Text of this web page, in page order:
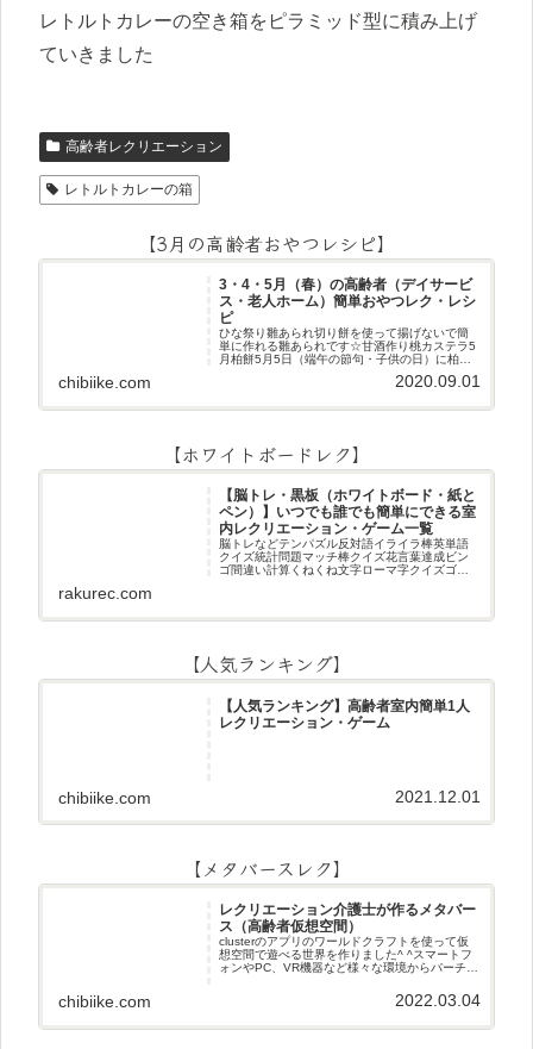
レトルトカレーの空き箱をピラミッド型に積み上げ
ていきました
高齢者レクリエーション
レトルトカレーの箱
【3月の高齢者おやつレシピ】
3・4・5月（春）の高齢者（デイサービ
ス・老人ホーム）簡単おやつレク・レシ
ピ
ひな祭り雛あられ切り餅を使って揚げないで簡
単に作れる雛あられです☆甘酒作り桃カステラ5
月柏餅5月5日（端午の節句・子供の日）に柏餅
作りです☆ちまき5月5日（端午の節句・子供の
日）にちまき作りです☆ほうじ茶プリン抹茶パ
chibiike.com 2020.09.01
【ホワイトボードレク】
【脳トレ・黒板（ホワイトボード・紙と
ペン）】いつでも誰でも簡単にできる室
内レクリエーション・ゲーム一覧
脳トレなどテンパズル反対語イライラ棒英単語
クイズ統計問題マッチ棒クイズ花言葉達成ビン
ゴ間違い計算くねくね文字ローマ字クイズゴロ
rakurec.com
【人気ランキング】
【人気ランキング】高齢者室内簡単1人
レクリエーション・ゲーム
chibiike.com 2021.12.01
【メタバースレク】
レクリエーション介護士が作るメタバー
ス（高齢者仮想空間）
clusterのアプリのワールドクラフトを使って仮
想空間で遊べる世界を作りました^ ^スマートフ
ォンやPC、VR機器など様々な環境からバーチャ
chibiike.com 2022.03.04